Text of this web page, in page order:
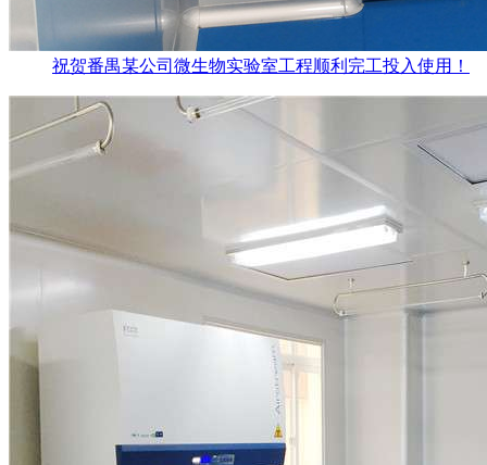
祝贺番禺某公司微生物实验室工程顺利完工投入使用！